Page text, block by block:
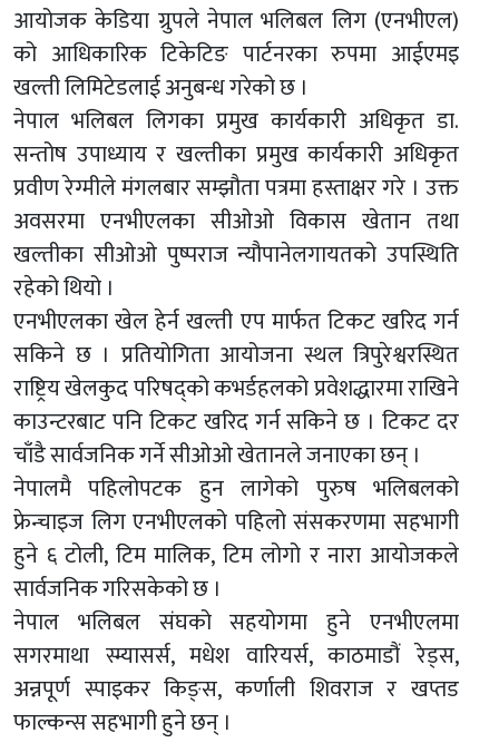
आयोजक केडिया ग्रुपले नेपाल भलिबल लिग (एनभीएल)
को आधिकारिक टिकेटिङ पार्टनरका रुपमा आईएमइ
खल्ती लिमिटेडलाई अनुबन्ध गरेको छ ।
नेपाल भलिबल लिगका प्रमुख कार्यकारी अधिकृत डा.
सन्तोष उपाध्याय र खल्तीका प्रमुख कार्यकारी अधिकृत
प्रवीण रेग्मीले मंगलबार सम्झौता पत्रमा हस्ताक्षर गरे । उक्त
अवसरमा एनभीएलका सीओओ विकास खेतान तथा
खल्तीका सीओओ पुष्पराज न्यौपानेलगायतको उपस्थिति
रहेको थियो ।
एनभीएलका खेल हेर्न खल्ती एप मार्फत टिकट खरिद गर्न
सकिने छ । प्रतियोगिता आयोजना स्थल त्रिपुरेश्वरस्थित
राष्ट्रिय खेलकुद परिषद्को कभर्डहलको प्रवेशद्धारमा राखिने
काउन्टरबाट पनि टिकट खरिद गर्न सकिने छ । टिकट दर
चाँडै सार्वजनिक गर्ने सीओओ खेतानले जनाएका छन् ।
नेपालमै पहिलोपटक हुन लागेको पुरुष भलिबलको
फ्रेन्चाइज लिग एनभीएलको पहिलो संसकरणमा सहभागी
हुने ६ टोली, टिम मालिक, टिम लोगो र नारा आयोजकले
सार्वजनिक गरिसकेको छ ।
नेपाल भलिबल संघको सहयोगमा हुने एनभीएलमा
सगरमाथा स्म्यासर्स, मधेश वारियर्स, काठमाडौं रेड्स,
अन्नपूर्ण स्पाइकर किङ्स, कर्णाली शिवराज र खप्तड
फाल्कन्स सहभागी हुने छन् ।